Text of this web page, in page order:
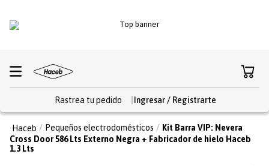
Rastrea tu pedido
Pequeños electrodomésticos
Kit Barra VIP: Nevera
Cross Door 586 Lts Externo Negra + Fabricador de hielo Haceb
1.3 Lts